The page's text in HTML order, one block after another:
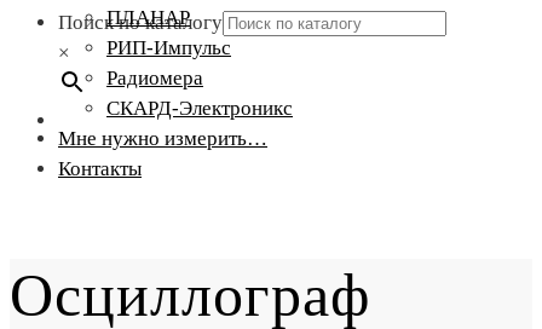
Поиск по каталогу
×
ПЛАНАР
РИП-Импульс
Радиомера
СКАРД-Электроникс
Мне нужно измерить…
Контакты
Осциллограф